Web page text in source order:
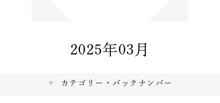
2025年03月
カテゴリー・バックナンバー